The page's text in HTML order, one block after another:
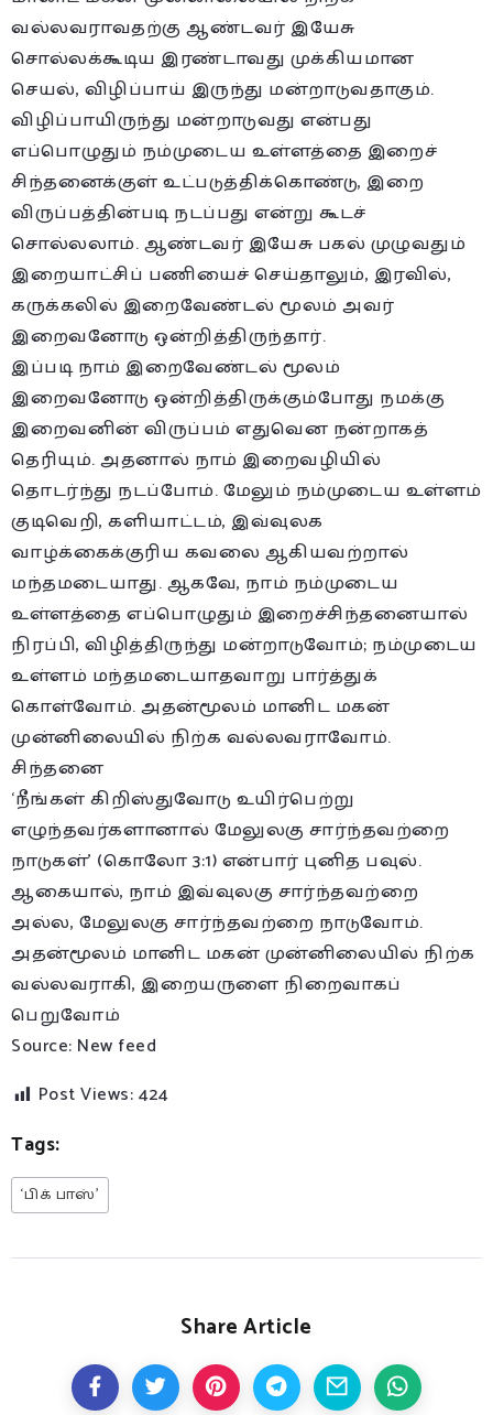
வல்லவராவதற்கு ஆண்டவர் இயேசு
சொல்லக்கூடிய இரண்டாவது முக்கியமான
செயல், விழிப்பாய் இருந்து மன்றாடுவதாகும்.
விழிப்பாயிருந்து மன்றாடுவது என்பது
எப்பொழுதும் நம்முடைய உள்ளத்தை இறைச்
சிந்தனைக்குள் உட்படுத்திக்கொண்டு, இறை
விருப்பத்தின்படி நடப்பது என்று கூடச்
சொல்லலாம். ஆண்டவர் இயேசு பகல் முழுவதும்
இறையாட்சிப் பணியைச் செய்தாலும், இரவில்,
கருக்கலில் இறைவேண்டல் மூலம் அவர்
இறைவனோடு ஒன்றித்திருந்தார்.
இப்படி நாம் இறைவேண்டல் மூலம்
இறைவனோடு ஒன்றித்திருக்கும்போது நமக்கு
இறைவனின் விருப்பம் எதுவென நன்றாகத்
தெரியும். அதனால் நாம் இறைவழியில்
தொடர்ந்து நடப்போம். மேலும் நம்முடைய உள்ளம்
குடிவெறி, களியாட்டம், இவ்வுலக
வாழ்க்கைக்குரிய கவலை ஆகியவற்றால்
மந்தமடையாது. ஆகவே, நாம் நம்முடைய
உள்ளத்தை எப்பொழுதும் இறைச்சிந்தனையால்
நிரப்பி, விழித்திருந்து மன்றாடுவோம்; நம்முடைய
உள்ளம் மந்தமடையாதவாறு பார்த்துக்
கொள்வோம். அதன்மூலம் மானிட மகன்
முன்னிலையில் நிற்க வல்லவராவோம்.
சிந்தனை
‘நீங்கள் கிறிஸ்துவோடு உயிர்பெற்று
எழுந்தவர்களானால் மேலுலகு சார்ந்தவற்றை
நாடுகள்’ (கொலோ 3:1) என்பார் புனித பவுல்.
ஆகையால், நாம் இவ்வுலகு சார்ந்தவற்றை
அல்ல, மேலுலகு சார்ந்தவற்றை நாடுவோம்.
அதன்மூலம் மானிட மகன் முன்னிலையில் நிற்க
வல்லவராகி, இறையருளை நிறைவாகப்
பெறுவோம்
Source: New feed
Post Views:424
Tags:
‘பிக் பாஸ்’
Share Article